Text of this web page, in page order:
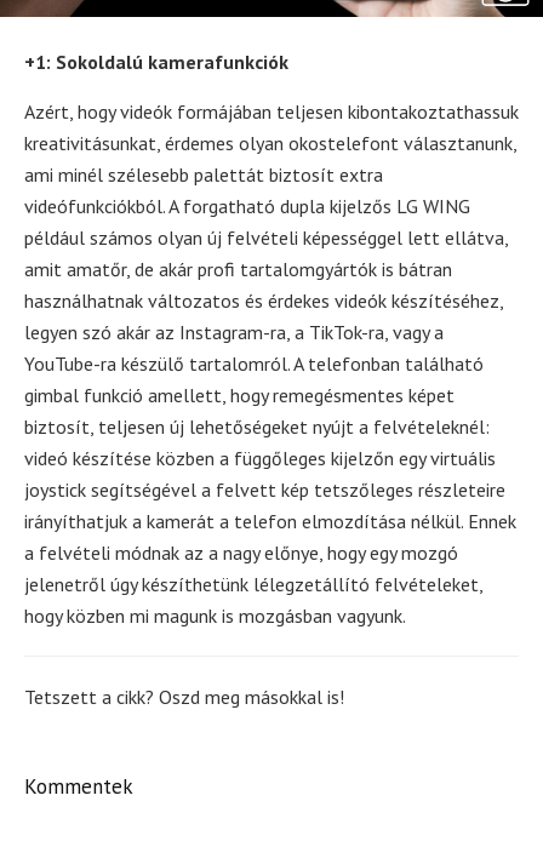
+1: Sokoldalú kamerafunkciók
Azért, hogy videók formájában teljesen kibontakoztathassuk
kreativitásunkat, érdemes olyan okostelefont választanunk,
ami minél szélesebb palettát biztosít extra
videófunkciókból. A forgatható dupla kijelzős LG WING
például számos olyan új felvételi képességgel lett ellátva,
amit amatőr, de akár profi tartalomgyártók is bátran
használhatnak változatos és érdekes videók készítéséhez,
legyen szó akár az Instagram-ra, a TikTok-ra, vagy a
YouTube-ra készülő tartalomról. A telefonban található
gimbal funkció amellett, hogy remegésmentes képet
biztosít, teljesen új lehetőségeket nyújt a felvételeknél:
videó készítése közben a függőleges kijelzőn egy virtuális
joystick segítségével a felvett kép tetszőleges részleteire
irányíthatjuk a kamerát a telefon elmozdítása nélkül. Ennek
a felvételi módnak az a nagy előnye, hogy egy mozgó
jelenetről úgy készíthetünk lélegzetállító felvételeket,
hogy közben mi magunk is mozgásban vagyunk.
Tetszett a cikk? Oszd meg másokkal is!
Kommentek